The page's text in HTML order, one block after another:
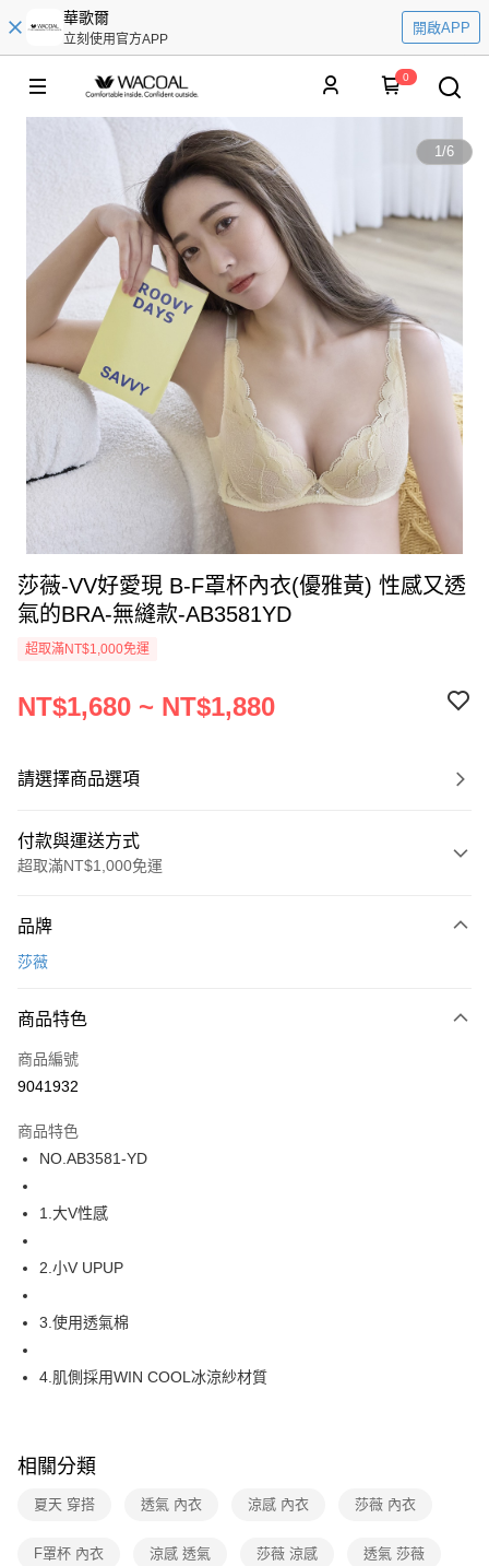
華歌爾
立刻使用官方APP
開啟APP
0
1/6
莎薇-VV好愛現 B-F罩杯內衣(優雅黃) 性感又透
氣的BRA-無縫款-AB3581YD
超取滿NT$1,000免運
NT$1,680 ~ NT$1,880
請選擇商品選項
付款與運送方式
超取滿NT$1,000免運
信用卡一次付款
LINE Pay
街口支付
運送方式
全家取貨付款
每筆NT$80，滿NT$1,000(含以上)免運費
付款後全家取貨
7-11取貨付款
宅配
每筆NT$80，滿NT$1,000(含以上)免運費
品牌
莎薇
商品特色
商品編號
9041932
商品特色
NO.AB3581-YD
1.大V性感
2.小V UPUP
3.使用透氣棉
4.肌側採用WIN COOL冰涼紗材質
相關分類
夏天 穿搭 透氣 內衣 涼感 內衣 莎薇 內衣
F罩杯 內衣 涼感 透氣 莎薇 涼感 透氣 莎薇